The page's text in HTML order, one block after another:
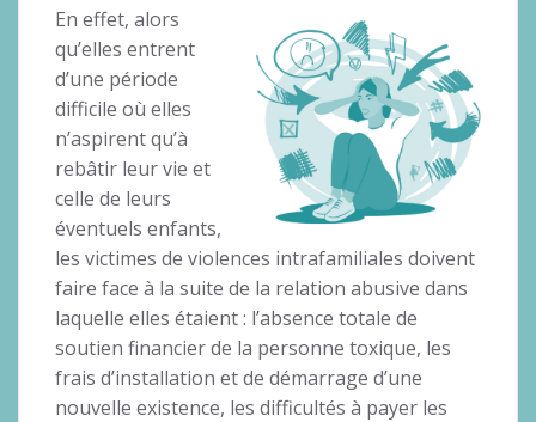
En effet, alors
qu’elles entrent
d’une période
difficile où elles
n’aspirent qu’à
rebâtir leur vie et
celle de leurs
éventuels enfants,
les victimes de violences intrafamiliales doivent
faire face à la suite de la relation abusive dans
laquelle elles étaient : l’absence totale de
soutien financier de la personne toxique, les
frais d’installation et de démarrage d’une
nouvelle existence, les difficultés à payer les